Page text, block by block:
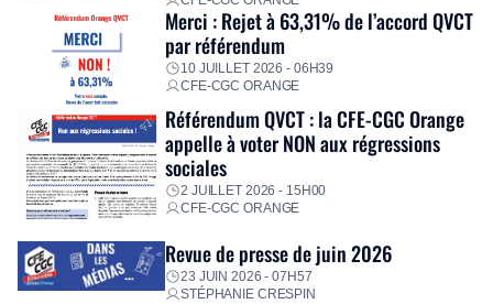
Merci : Rejet à 63,31% de l’accord QVCT
par référendum
10 JUILLET 2026 - 06H39
CFE-CGC ORANGE
Référendum QVCT : la CFE-CGC Orange
appelle à voter NON aux régressions
sociales
2 JUILLET 2026 - 15H00
CFE-CGC ORANGE
Revue de presse de juin 2026
23 JUIN 2026 - 07H57
STÉPHANIE CRESPIN